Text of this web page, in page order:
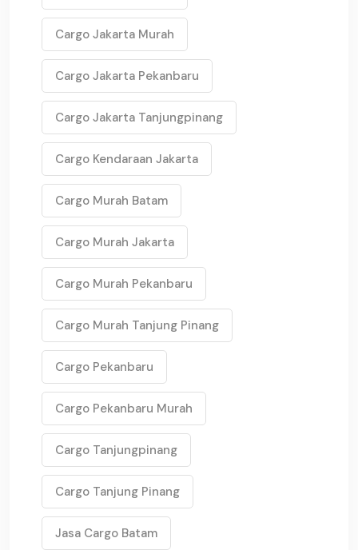
Cargo Jakarta Murah
Cargo Jakarta Pekanbaru
Cargo Jakarta Tanjungpinang
Cargo Kendaraan Jakarta
Cargo Murah Batam
Cargo Murah Jakarta
Cargo Murah Pekanbaru
Cargo Murah Tanjung Pinang
Cargo Pekanbaru
Cargo Pekanbaru Murah
Cargo Tanjungpinang
Cargo Tanjung Pinang
Jasa Cargo Batam